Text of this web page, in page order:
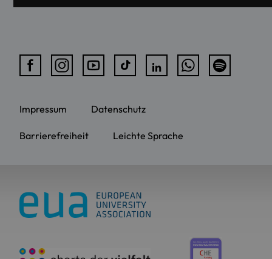
Impressum Datenschutz
Barrierefreiheit Leichte Sprache